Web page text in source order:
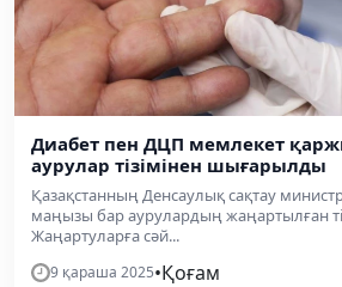
Диабет пен ДЦП мемлекет
аурулар тізімінен шығарылды
Қазақстанның Денсаулық сақтау
маңызы бар аурулардың жаңартылған
Жаңартуларға сәй...
9 қараша 2025•Қоғам